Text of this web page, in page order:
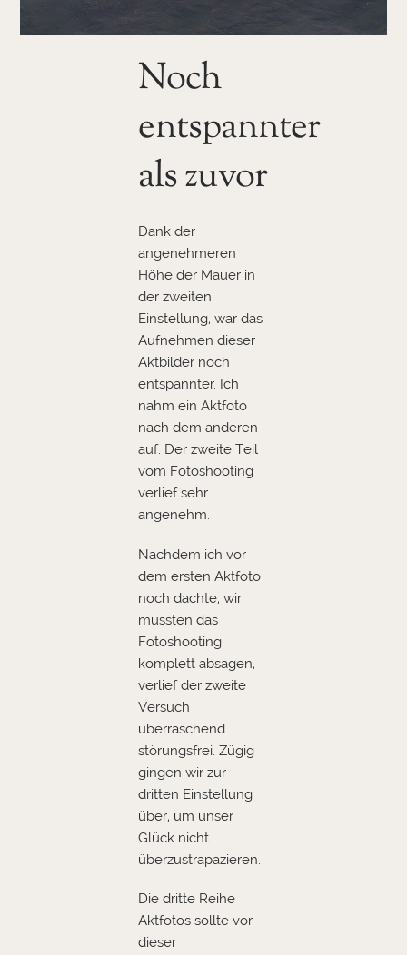
Noch
entspannter
als zuvor
Dank der
angenehmeren
Höhe der Mauer in
der zweiten
Einstellung, war das
Aufnehmen dieser
Aktbilder noch
entspannter. Ich
nahm ein Aktfoto
nach dem anderen
auf. Der zweite Teil
vom Fotoshooting
verlief sehr
angenehm.
Nachdem ich vor
dem ersten Aktfoto
noch dachte, wir
müssten das
Fotoshooting
komplett absagen,
verlief der zweite
Versuch
überraschend
störungsfrei. Zügig
gingen wir zur
dritten Einstellung
über, um unser
Glück nicht
überzustrapazieren.
Die dritte Reihe
Aktfotos sollte vor
dieser